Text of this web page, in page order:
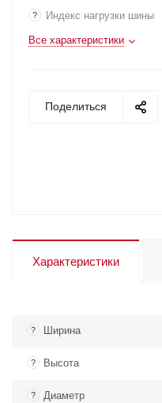
? Индекс нагрузки шины
Все характеристики
Поделиться
Характеристики
? Ширина
? Высота
? Диаметр